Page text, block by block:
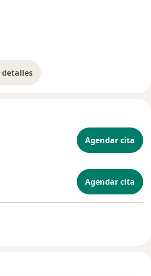
la experiencia
Agendar cita
Agendar cita